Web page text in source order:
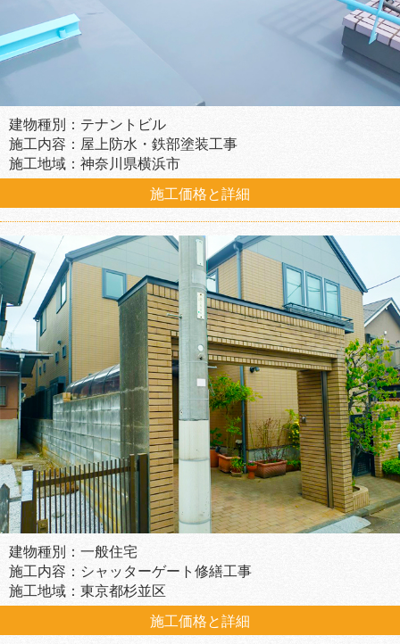
建物種別：テナントビル
施工内容：屋上防水・鉄部塗装工事
施工地域：神奈川県横浜市
施工価格と詳細
建物種別：一般住宅
施工内容：シャッターゲート修繕工事
施工地域：東京都杉並区
施工価格と詳細